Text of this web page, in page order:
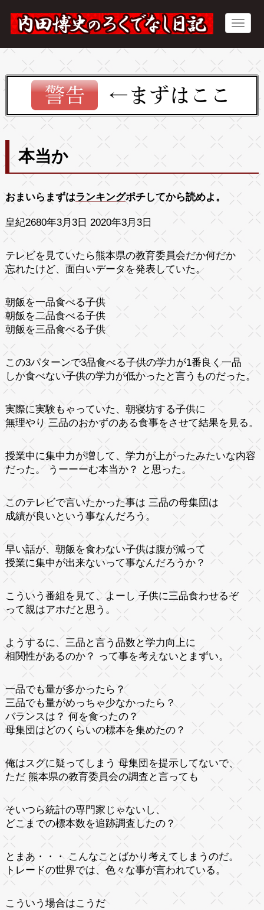
本当か
おまいらまずはランキングポチしてから読めよ。
皇紀2680年3月3日 2020年3月3日
テレビを見ていたら熊本県の教育委員会だか何だか
忘れたけど、面白いデータを発表していた。
朝飯を一品食べる子供
朝飯を二品食べる子供
朝飯を三品食べる子供
この3パターンで3品食べる子供の学力が1番良く一品
しか食べない子供の学力が低かったと言うものだった。
実際に実験もゃっていた、朝寝坊する子供に
無理やり 三品のおかずのある食事をさせて結果を見る。
授業中に集中力が増して、学力が上がったみたいな内容
だった。 うーーーむ本当か？ と思った。
このテレビで言いたかった事は 三品の母集団は
成績が良いという事なんだろう。
早い話が、朝飯を食わない子供は腹が減って
授業に集中が出来ないって事なんだろうか？
こういう番組を見て、よーし 子供に三品食わせるぞ
って親はアホだと思う。
ようするに、三品と言う品数と学力向上に
相関性があるのか？ って事を考えないとまずい。
一品でも量が多かったら？
三品でも量がめっちゃ少なかったら？
バランスは？ 何を食ったの？
母集団はどのくらいの標本を集めたの？
俺はスグに疑ってしまう 母集団を提示してないで、
ただ 熊本県の教育委員会の調査と言っても
そいつら統計の専門家じゃないし、
どこまでの標本数を追跡調査したの？
とまあ・・・ こんなことばかり考えてしまうのだ。
トレードの世界では、色々な事が言われている。
こういう場合はこうだ